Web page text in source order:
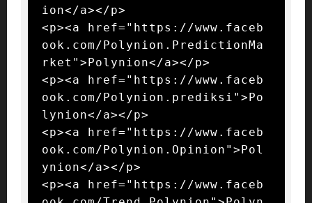
ion</a></p>
<p><a href="https://www.faceb
ook.com/Polynion.PredictionMa
rket">Polynion</a></p>
<p><a href="https://www.faceb
ook.com/Polynion.prediksi">Po
lynion</a></p>
<p><a href="https://www.faceb
ook.com/Polynion.Opinion">Pol
ynion</a></p>
<p><a href="https://www.faceb